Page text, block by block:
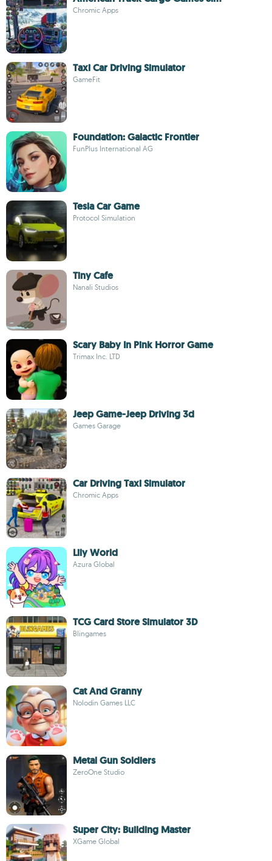
Chromic Apps
Taxi Car Driving Simulator
GameFit
Foundation: Galactic Frontier
FunPlus International AG
Tesla Car Game
Protocol Simulation
Tiny Cafe
Nanali Studios
Scary Baby In Pink Horror Game
Trimax Inc. LTD
Jeep Game-Jeep Driving 3d
Games Garage
Car Driving Taxi Simulator
Chromic Apps
Lily World
Azura Global
TCG Card Store Simulator 3D
Blingames
Cat And Granny
Nolodin Games LLC
Metal Gun Soldiers
ZeroOne Studio
Super City: Building Master
XGame Global